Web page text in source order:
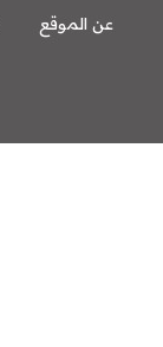
عن الموقع